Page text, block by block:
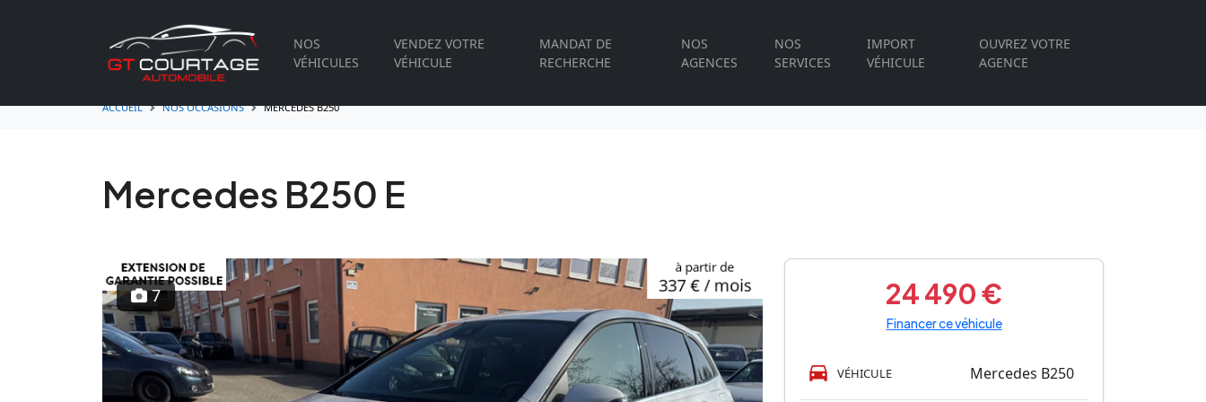
NOS
VÉHICULES
VENDEZ VOTRE
VÉHICULE
MANDAT DE
RECHERCHE
NOS
AGENCES
NOS
SERVICES
IMPORT
VÉHICULE
OUVREZ VOTRE
AGENCE
ACCUEIL NOS OCCASIONS MERCEDES B250
Mercedes B250 E
7 24 490 €
Financer ce véhicule
VÉHICULE Mercedes B250